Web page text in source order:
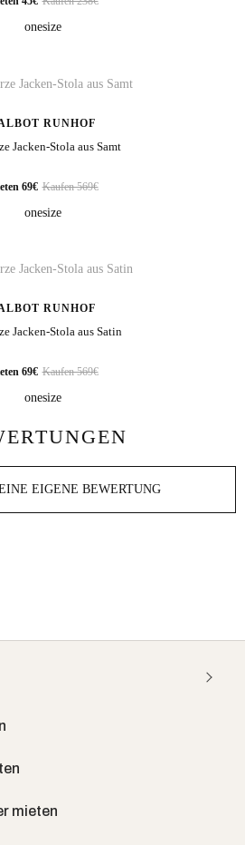
onesize
RUNHOF
Jacken-Stola aus Samt
69€ Kaufen 569€
onesize
RUNHOF
Jacken-Stola aus Satin
69€ Kaufen 569€
onesize
EIGENE BEWERTUNG
mieten